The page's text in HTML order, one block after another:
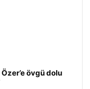
övgü dolu